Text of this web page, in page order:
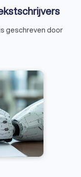
geschreven door